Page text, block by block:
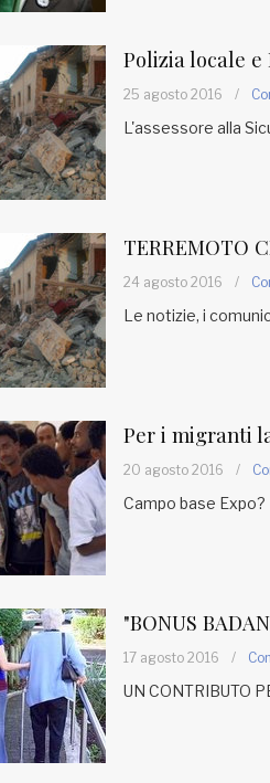
Polizia locale e
25 agosto 2016 /
L'assessore alla
TERREMOTO
24 agosto 2016 /
Le notizie, i
Per i migranti
20 agosto 2016 /
Campo base Expo?
"BONUS
17 agosto 2016 /
UN CONTRIBUTO